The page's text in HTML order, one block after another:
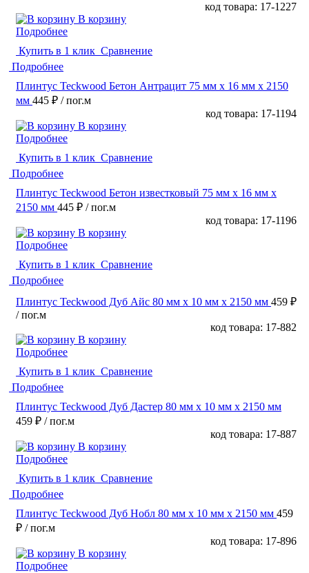
код товара: 17-1227
В корзину
Подробнее
Купить в 1 клик Сравнение
Подробнее
Плинтус Teckwood Бетон Антрацит 75 мм х 16 мм х 2150
мм 445 ₽ / пог.м
код товара: 17-1194
В корзину
Подробнее
Купить в 1 клик Сравнение
Подробнее
Плинтус Teckwood Бетон известковый 75 мм х 16 мм х
2150 мм 445 ₽ / пог.м
код товара: 17-1196
В корзину
Подробнее
Купить в 1 клик Сравнение
Подробнее
Плинтус Teckwood Дуб Айс 80 мм х 10 мм х 2150 мм 459 ₽
/ пог.м
код товара: 17-882
В корзину
Подробнее
Купить в 1 клик Сравнение
Подробнее
Плинтус Teckwood Дуб Дастер 80 мм х 10 мм х 2150 мм
459 ₽ / пог.м
код товара: 17-887
В корзину
Подробнее
Купить в 1 клик Сравнение
Подробнее
Плинтус Teckwood Дуб Нобл 80 мм х 10 мм х 2150 мм 459
₽ / пог.м
код товара: 17-896
В корзину
Подробнее